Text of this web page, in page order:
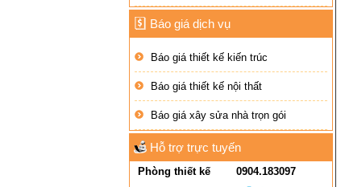
Báo giá dịch vụ
Báo giá thiết kế kiến trúc
Báo giá thiết kế nội thất
Báo giá xây sửa nhà trọn gói
Hỗ trợ trực tuyến
Phòng thiết kế 0904.183097